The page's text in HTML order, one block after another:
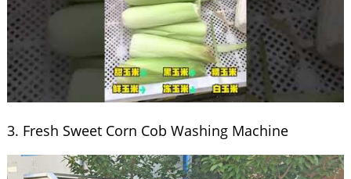
3. Fresh Sweet Corn Cob Washing Machine